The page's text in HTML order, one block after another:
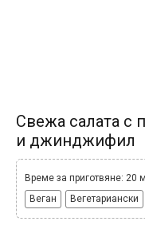
Свежа салата с
и джинджифил
Време за приготвяне: 20
Веган
Вегетариански